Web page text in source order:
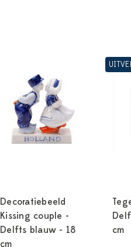
Decoratiebeeld
Kissing couple -
Delfts blauw - 18
cm
cm